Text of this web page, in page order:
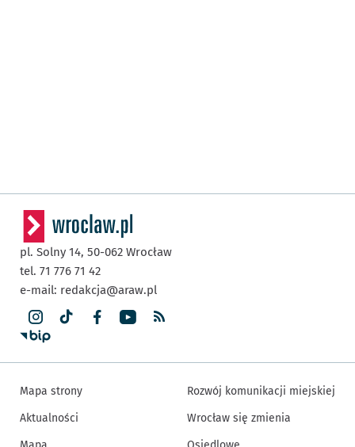
pl. Solny 14, 50-062 Wrocław
tel. 71 776 71 42
e-mail: redakcja@araw.pl
Mapa strony
Aktualności
Rozwój komunikacji miejskiej
Wrocław się zmienia